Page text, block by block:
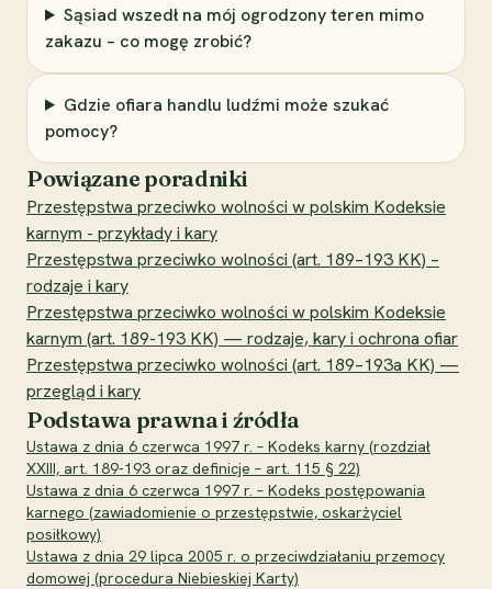
Sąsiad wszedł na mój ogrodzony teren mimo
zakazu – co mogę zrobić?
Gdzie ofiara handlu ludźmi może szukać
pomocy?
Powiązane poradniki
Przestępstwa przeciwko wolności w polskim Kodeksie
karnym - przykłady i kary
Przestępstwa przeciwko wolności (art. 189–193 KK) –
rodzaje i kary
Przestępstwa przeciwko wolności w polskim Kodeksie
karnym (art. 189-193 KK) — rodzaje, kary i ochrona ofiar
Przestępstwa przeciwko wolności (art. 189–193a KK) —
przegląd i kary
Podstawa prawna i źródła
Ustawa z dnia 6 czerwca 1997 r. – Kodeks karny (rozdział
XXIII, art. 189-193 oraz definicje – art. 115 § 22)
Ustawa z dnia 6 czerwca 1997 r. – Kodeks postępowania
karnego (zawiadomienie o przestępstwie, oskarżyciel
posiłkowy)
Ustawa z dnia 29 lipca 2005 r. o przeciwdziałaniu przemocy
domowej (procedura Niebieskiej Karty)